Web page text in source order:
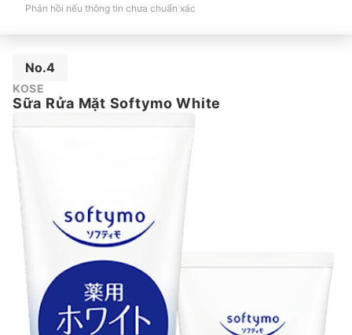
Phản hồi nếu thông tin chưa chuẩn xác
No.4
KOSE
Sữa Rửa Mặt Softymo White